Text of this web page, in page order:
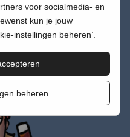
| 2 minuten leestijd
begint niet
voor socialmedia- en
kun je jouw
instellingen beheren’.
beheren